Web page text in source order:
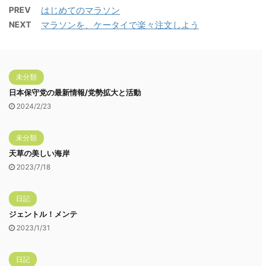
PREV はじめてのマラソン
NEXT マラソンを、ケータイで楽々注文しよう
未分類
日本保守党の最新情報/党勢拡大と活動
2024/2/23
未分類
天草の美しい海岸
2023/7/18
日記
ジェントル！メンテ
2023/1/31
日記